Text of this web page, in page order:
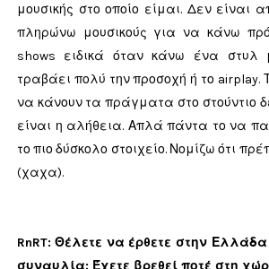
μουσικής στο οποίο είμαι. Δεν είναι
πληρώνω μουσικούς για να κάνω
shows ειδικά όταν κάνω ένα στυλ
τραβάει πολύ την προσοχή ή το airplay.
να κάνουν τα πράγματα στο στούντιο
είναι η αλήθεια. Απλά πάντα το να
το πιο δύσκολο στοιχείο. Νομίζω ότι
(χαχα).
RnRT: Θέλετε να έρθετε στην
συναυλία; Έχετε βρεθεί ποτέ στη